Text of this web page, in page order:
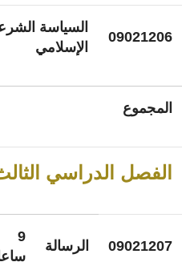
09021206
السياسة
الإسلامي
المجموع
الفصل الدراسي
09021207 الرسالة
9